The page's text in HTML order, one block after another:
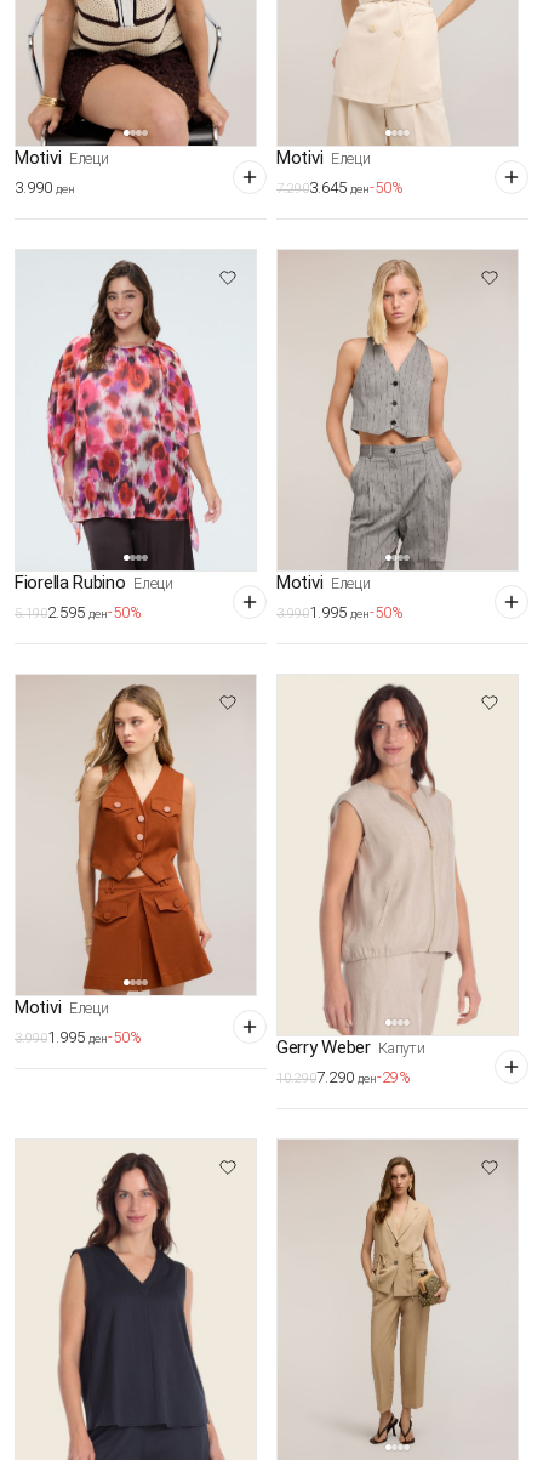
Motivi Елеци
3.990 ден
Motivi Елеци
7.2903.645 ден-50%
Fiorella Rubino Елеци
5.1902.595 ден-50%
Motivi Елеци
3.9901.995 ден-50%
Motivi Елеци
3.9901.995 ден-50% Gerry Weber Капути
10.2907.290 ден-29%